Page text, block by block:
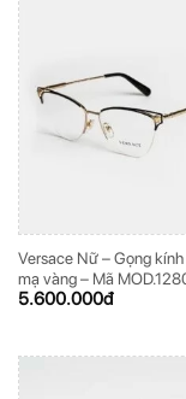
Versace Nữ – Gọng
mạ vàng – Mã
5.600.000đ